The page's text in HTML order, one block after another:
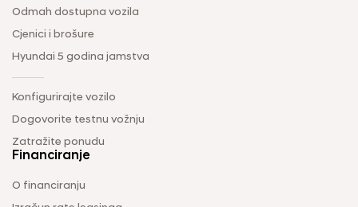
Odmah dostupna vozila
Cjenici i brošure
Hyundai 5 godina jamstva
Konfigurirajte vozilo
Dogovorite testnu vožnju
Zatražite ponudu
Financiranje
O financiranju